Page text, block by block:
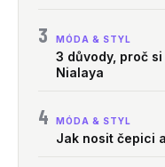
3 MÓDA & STYL
3 důvody, proč
Nialaya
4 MÓDA & STYL
Jak nosit čepici